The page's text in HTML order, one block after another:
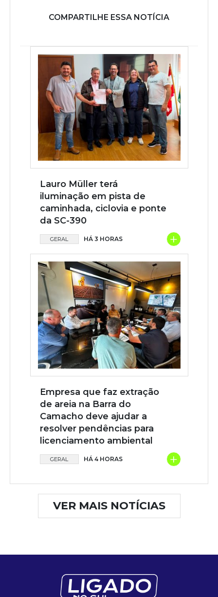
COMPARTILHE ESSA NOTÍCIA
Lauro Müller terá
iluminação em pista de
caminhada, ciclovia e ponte
da SC-390
GERAL HÁ 3 HORAS +
Empresa que faz extração
de areia na Barra do
Camacho deve ajudar a
resolver pendências para
licenciamento ambiental
GERAL HÁ 4 HORAS +
VER MAIS NOTÍCIAS